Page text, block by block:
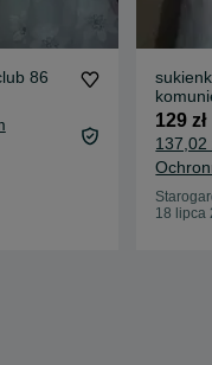
86
cekiny
129 zł
137,02
18 lipca